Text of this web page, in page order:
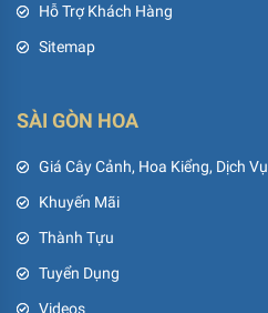
Hỗ Trợ Khách Hàng
Sitemap
SÀI GÒN HOA
Giá Cây Cảnh, Hoa Kiểng, Dịch Vụ
Khuyến Mãi
Thành Tựu
Tuyển Dụng
Videos